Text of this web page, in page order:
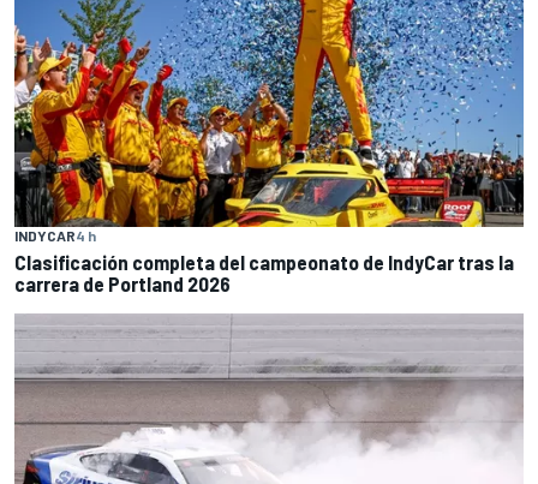
INDYCAR4 h
Clasificación completa del campeonato de IndyCar tras la
carrera de Portland 2026